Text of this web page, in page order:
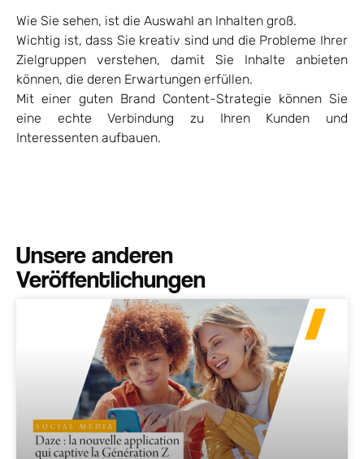
Wie Sie sehen, ist die Auswahl an Inhalten groß.
Wichtig ist, dass Sie kreativ sind und die Probleme Ihrer
Zielgruppen verstehen, damit Sie Inhalte anbieten
können, die deren Erwartungen erfüllen.
Mit einer guten Brand Content-Strategie können Sie
eine echte Verbindung zu Ihren Kunden und
Interessenten aufbauen.
Unsere anderen
Veröffentlichungen